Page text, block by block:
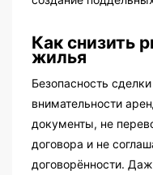
Как снизить
жилья
Безопасность
внимательности
документы, не
договора и не
договорённости.